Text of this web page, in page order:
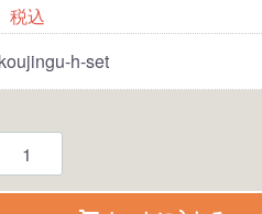
税込
h-set